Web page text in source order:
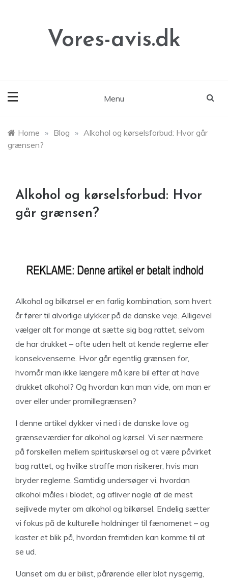
Vores-avis.dk
Menu
Home » Blog » Alkohol og kørselsforbud: Hvor går
grænsen?
Alkohol og kørselsforbud: Hvor
går grænsen?
Alkohol og bilkørsel er en farlig kombination, som hvert
år fører til alvorlige ulykker på de danske veje. Alligevel
vælger alt for mange at sætte sig bag rattet, selvom
de har drukket – ofte uden helt at kende reglerne eller
konsekvenserne. Hvor går egentlig grænsen for,
hvornår man ikke længere må køre bil efter at have
drukket alkohol? Og hvordan kan man vide, om man er
over eller under promillegrænsen?
I denne artikel dykker vi ned i de danske love og
grænseværdier for alkohol og kørsel. Vi ser nærmere
på forskellen mellem spirituskørsel og at være påvirket
bag rattet, og hvilke straffe man risikerer, hvis man
bryder reglerne. Samtidig undersøger vi, hvordan
alkohol måles i blodet, og afliver nogle af de mest
sejlivede myter om alkohol og bilkørsel. Endelig sætter
vi fokus på de kulturelle holdninger til fænomenet – og
kaster et blik på, hvordan fremtiden kan komme til at
se ud.
Uanset om du er bilist, pårørende eller blot nysgerrig,